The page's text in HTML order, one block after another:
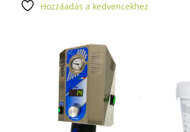
Hozzáadás a kedvencekhez